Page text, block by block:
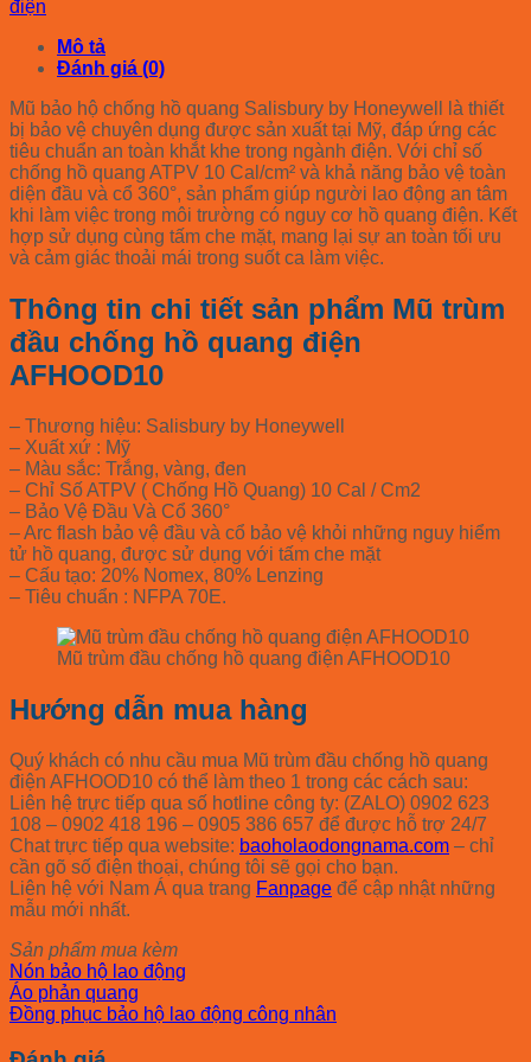
điện
Mô tả
Đánh giá (0)
Mũ bảo hộ chống hồ quang Salisbury by Honeywell là thiết
bị bảo vệ chuyên dụng được sản xuất tại Mỹ, đáp ứng các
tiêu chuẩn an toàn khắt khe trong ngành điện. Với chỉ số
chống hồ quang ATPV 10 Cal/cm² và khả năng bảo vệ toàn
diện đầu và cổ 360°, sản phẩm giúp người lao động an tâm
khi làm việc trong môi trường có nguy cơ hồ quang điện. Kết
hợp sử dụng cùng tấm che mặt, mang lại sự an toàn tối ưu
và cảm giác thoải mái trong suốt ca làm việc.
Thông tin chi tiết sản phẩm Mũ trùm
đầu chống hồ quang điện
AFHOOD10
– Thương hiệu: Salisbury by Honeywell
– Xuất xứ : Mỹ
– Màu sắc: Trắng, vàng, đen
– Chỉ Số ATPV ( Chống Hồ Quang) 10 Cal / Cm2
– Bảo Vệ Đầu Và Cổ 360°
– Arc flash bảo vệ đầu và cổ bảo vệ khỏi những nguy hiểm
tử hồ quang, được sử dụng với tấm che mặt
– Cấu tạo: 20% Nomex, 80% Lenzing
– Tiêu chuẩn : NFPA 70E.
Mũ trùm đầu chống hồ quang điện AFHOOD10
Hướng dẫn mua hàng
Quý khách có nhu cầu mua Mũ trùm đầu chống hồ quang
điện AFHOOD10 có thể làm theo 1 trong các cách sau:
Liên hệ trực tiếp qua số hotline công ty: (ZALO) 0902 623
108 – 0902 418 196 – 0905 386 657 để được hỗ trợ 24/7
Chat trực tiếp qua website: baoholaodongnama.com – chỉ
cần gõ số điện thoại, chúng tôi sẽ gọi cho bạn.
Liên hệ với Nam Á qua trang Fanpage để cập nhật những
mẫu mới nhất.
Sản phẩm mua kèm
Nón bảo hộ lao động
Áo phản quang
Đồng phục bảo hộ lao động công nhân